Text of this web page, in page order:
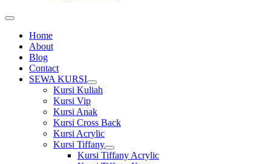
Home
About
Blog
Contact
SEWA KURSI
Show
sub
Kursi Kuliah
Kursi Vip
Kursi Anak
Kursi Cross Back
Kursi Acrylic
Kursi Tiffany
Show
sub
Kursi Tiffany Acrylic